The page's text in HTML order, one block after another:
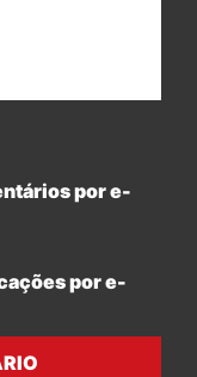
por e-
por e-